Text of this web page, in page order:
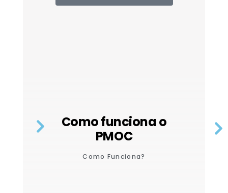
Como funciona o
PMOC
Como Funciona?